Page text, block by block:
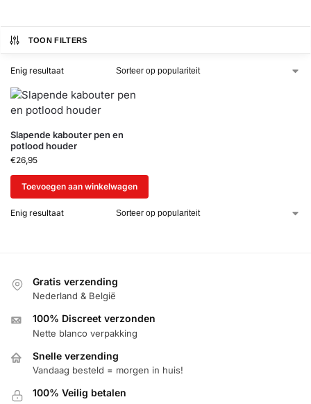
TOON FILTERS
Enig resultaat
Slapende kabouter pen en
potlood houder
€26,95
Toevoegen aan winkelwagen
Enig resultaat
Gratis verzending
Nederland & België
100% Discreet verzonden
Nette blanco verpakking
Snelle verzending
Vandaag besteld = morgen in huis!
100% Veilig betalen